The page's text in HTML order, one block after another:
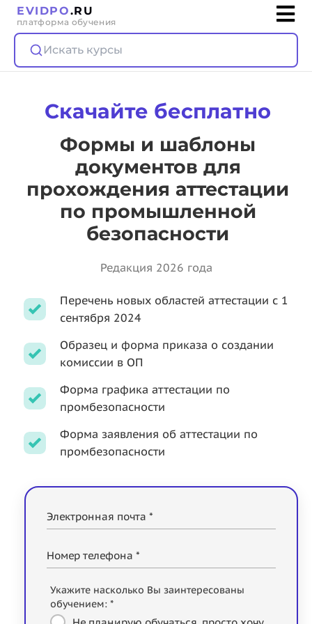
EVIDPO.RU
платформа обучения
Искать курсы
Скачайте бесплатно
Формы и шаблоны
документов для
прохождения аттестации
по промышленной
безопасности
Редакция 2026 года
Перечень новых областей аттестации с 1
сентября 2024
Образец и форма приказа о создании
комиссии в ОП
Форма графика аттестации по
промбезопасности
Форма заявления об аттестации по
промбезопасности
Электронная почта *
Номер телефона *
Укажите насколько Вы заинтересованы
обучением: *